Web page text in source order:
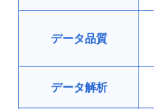
データ品質
データ解析